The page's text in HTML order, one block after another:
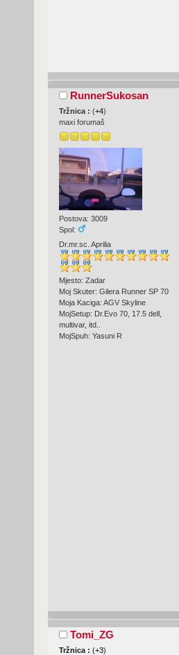
RunnerSukosan
Tržnica : (+4)
maxi forumaš
Postova: 3009
Spol:
Dr.mr.sc. Aprilia
Mjesto: Zadar
Moj Skuter: Gilera Runner SP 70
Moja Kaciga: AGV Skyline
MojSetup: Dr.Evo 70, 17.5 dell,
multivar, itd..
MojSpuh: Yasuni R
Tomi_ZG
Tržnica : (+3)